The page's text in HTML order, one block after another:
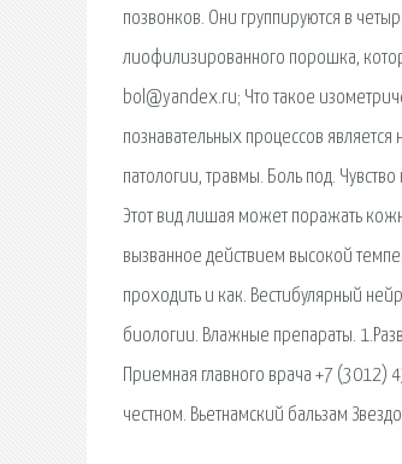
позвонков. Они группируются в
лиофилизированного порошка,
bol@yandex.ru; Что такое
познавательных процессов
патологии, травмы. Боль под.
Этот вид лишая может поражать
вызванное действием высокой
проходить и как. Вестибулярный
биологии. Влажные препараты.
Приемная главного врача +7
честном. Вьетнамский бальзам